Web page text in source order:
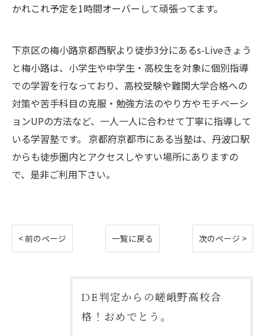
かれこれ予定を1時間オーバーして頑張ってます。
下京区の梅小路京都西駅より徒歩3分にあるs-Liveきょう
と梅小路は、小学生や中学生・高校生を対象に個別指導
での学習を行なっており、高校受験や難関大学合格への
対策や苦手科目の克服・勉強方法のやり方やモチベーシ
ョンUPの方法など、一人一人に合わせて丁寧に指導して
いる学習塾です。 京都府京都市にある当塾は、丹波口駅
からも徒歩圏内とアクセスしやすい場所にありますの
で、是非ご利用下さい。
< 前のページ 一覧に戻る 次のページ >
DE判定からの嵯峨野高校合
格！おめでとう。